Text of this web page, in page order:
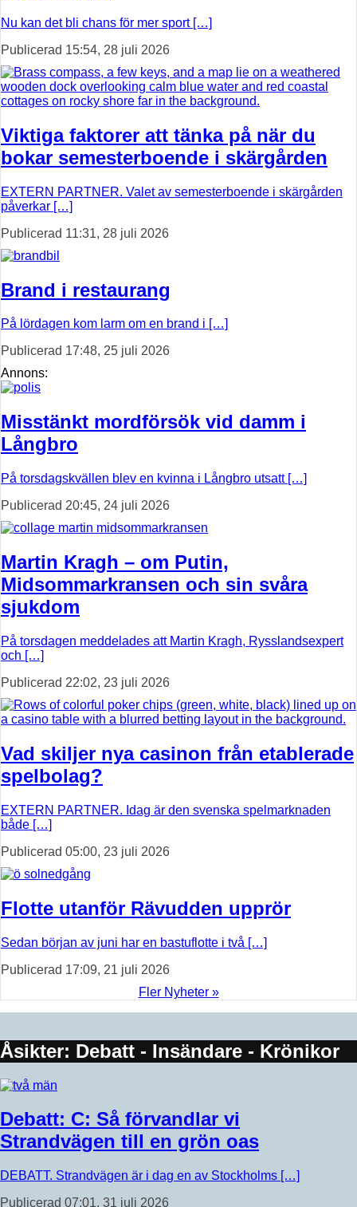
Nu kan det bli chans för mer sport […]
Publicerad 15:54, 28 juli 2026
Viktiga faktorer att tänka på när du
bokar semesterboende i skärgården
EXTERN PARTNER. Valet av semesterboende i skärgården
påverkar […]
Publicerad 11:31, 28 juli 2026
Brand i restaurang
På lördagen kom larm om en brand i […]
Publicerad 17:48, 25 juli 2026
Annons:
Misstänkt mordförsök vid damm i
Långbro
På torsdagskvällen blev en kvinna i Långbro utsatt […]
Publicerad 20:45, 24 juli 2026
Martin Kragh – om Putin,
Midsommarkransen och sin svåra
sjukdom
På torsdagen meddelades att Martin Kragh, Rysslandsexpert
och […]
Publicerad 22:02, 23 juli 2026
Vad skiljer nya casinon från etablerade
spelbolag?
EXTERN PARTNER. Idag är den svenska spelmarknaden
både […]
Publicerad 05:00, 23 juli 2026
Flotte utanför Rävudden upprör
Sedan början av juni har en bastuflotte i två […]
Publicerad 17:09, 21 juli 2026
Fler Nyheter »
Åsikter: Debatt - Insändare - Krönikor
Debatt: C: Så förvandlar vi
Strandvägen till en grön oas
DEBATT. Strandvägen är i dag en av Stockholms […]
Publicerad 07:01, 31 juli 2026